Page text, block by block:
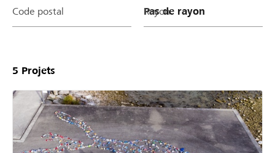
Code postal Rayon
5 Projets